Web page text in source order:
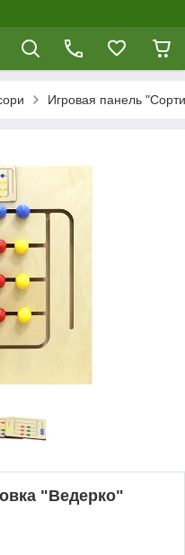
Игровая панель
"Ведерко"